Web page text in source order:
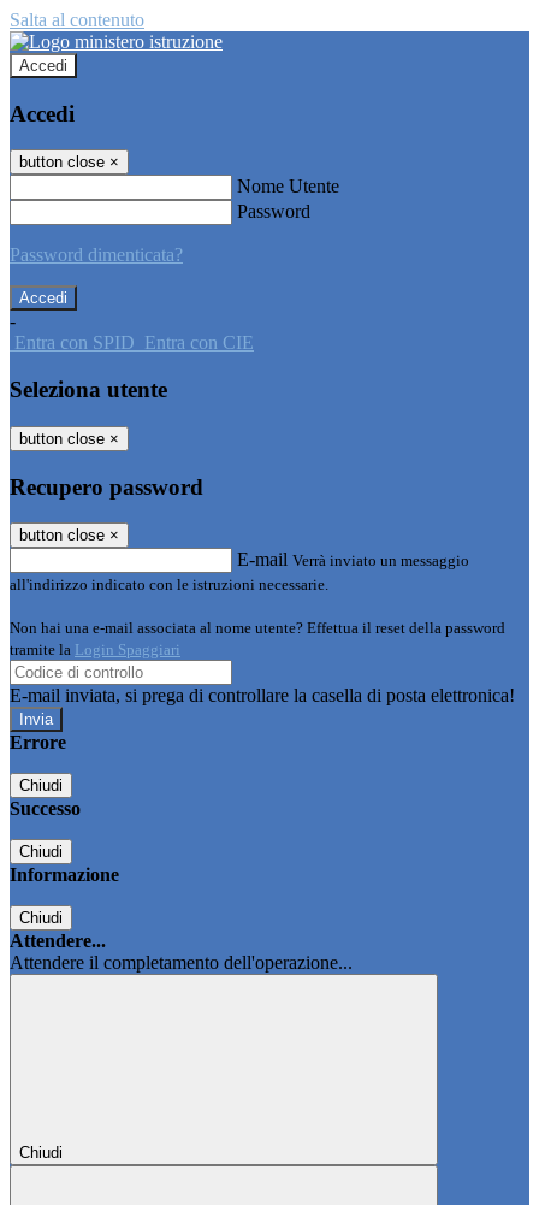
Salta al contenuto
Accedi
Accedi
button close ×
Nome Utente
Password
Password dimenticata?
-
Entra con SPID Entra con CIE
Seleziona utente
button close ×
Recupero password
button close ×
E-mail Verrà inviato un messaggio
all'indirizzo indicato con le istruzioni necessarie.
Non hai una e-mail associata al nome utente? Effettua il reset della password
tramite la Login Spaggiari
E-mail inviata, si prega di controllare la casella di posta elettronica!
Errore
Chiudi
Successo
Chiudi
Informazione
Chiudi
Attendere...
Attendere il completamento dell'operazione...
Chiudi